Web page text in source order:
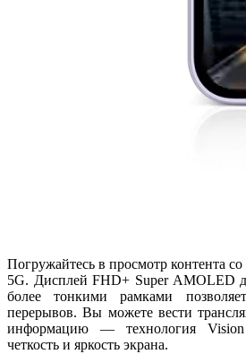
Погружайтесь в просмотр контента
5G. Дисплей FHD+ Super AMOLED
более тонкими рамками
перерывов. Вы можете вести
информацию — технология Vision
четкость и яркость экрана.